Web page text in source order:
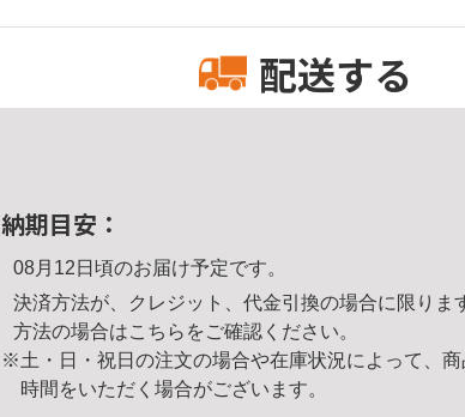
配送する
納期目安：
08月12日頃のお届け予定です。
決済方法が、クレジット、代金引換の場合に限りま
方法の場合はこちら をご確認ください。
※土・日・祝日の注文の場合や在庫状況によって、
時間をいただく場合がございます。